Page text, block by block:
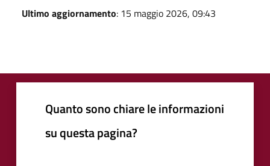
Ultimo aggiornamento: 15 maggio 2026, 09:43
Quanto sono chiare le informazioni
su questa pagina?